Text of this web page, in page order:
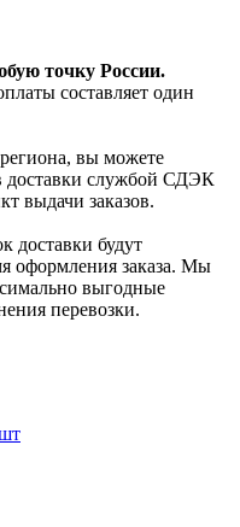
точку России.
составляет один
вы можете
доставки службой СДЭК
выдачи заказов.
доставки будут
оформления заказа. Мы
выгодные
перевозки.